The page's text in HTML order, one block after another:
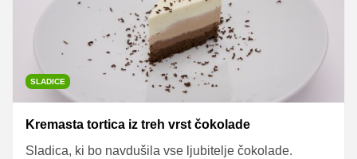
SLADICE
Kremasta tortica iz treh vrst čokolade
Sladica, ki bo navdušila vse ljubitelje čokolade.